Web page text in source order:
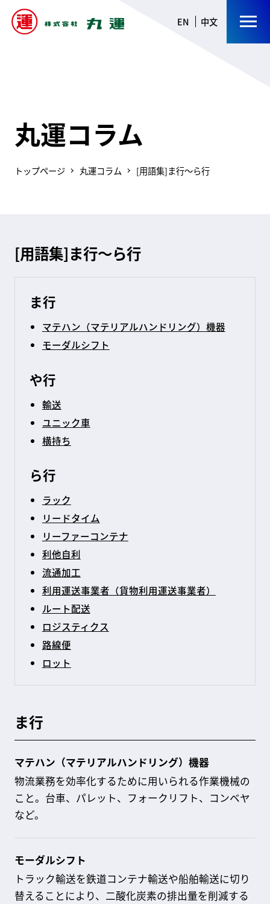
EN 中文
丸運コラム
トップページ 丸運コラム [用語集]ま行～ら行
[用語集]ま行～ら行
ま行
マテハン（マテリアルハンドリング）機器
モーダルシフト
や行
輸送
ユニック車
横持ち
ら行
ラック
リードタイム
リーファーコンテナ
利他自利
流通加工
利用運送事業者（貨物利用運送事業者）
ルート配送
ロジスティクス
路線便
ロット
ま行
マテハン（マテリアルハンドリング）機器
物流業務を効率化するために用いられる作業機械の
こと。台車、パレット、フォークリフト、コンベヤ
など。
モーダルシフト
トラック輸送を鉄道コンテナ輸送や船舶輸送に切り
替えることにより、二酸化炭素の排出量を削減する